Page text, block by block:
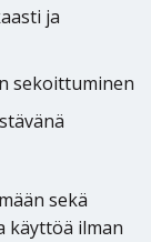
ja
sekoittuminen
sekä
käyttöä ilman